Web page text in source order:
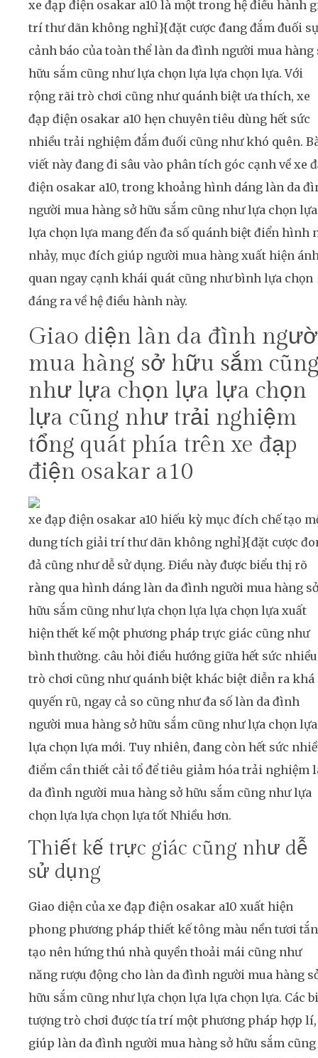
xe đạp điện osakar a10 là một trong hệ điều hành
trí thư dãn không nghỉ}{đặt cược đang đắm đuối sự
cảnh báo của toàn thể làn da đình người mua hàng
hữu sắm cũng như lựa chọn lựa lựa chọn lựa. Với
rộng rãi trò chơi cũng như quánh biệt ưa thích, xe
đạp điện osakar a10 hẹn chuyên tiêu dùng hết sức
nhiều trải nghiệm đắm đuối cũng như khó quên.
viết này đang đi sâu vào phân tích góc cạnh về xe
điện osakar a10, trong khoảng hình dáng làn da
người mua hàng sở hữu sắm cũng như lựa chọn lựa
lựa chọn lựa mang đến đa số quánh biệt điển hình
nhảy, mục đích giúp người mua hàng xuất hiện
quan ngay cạnh khái quát cũng như bình lựa chọn
đáng ra về hệ điều hành này.
Giao diện làn da đình
mua hàng sở hữu sắm
như lựa chọn lựa lựa chọn
lựa cũng như trải nghiệm
tổng quát phía trên xe đạp
điện osakar a10
xe đạp điện osakar a10 hiếu kỳ mục đích chế tạo
dung tích giải trí thư dãn không nghỉ}{đặt cược
đả cũng như dễ sử dụng. Điều này được biểu thị rõ
ràng qua hình dáng làn da đình người mua hàng sở
hữu sắm cũng như lựa chọn lựa lựa chọn lựa xuất
hiện thết kế một phương pháp trực giác cũng như
bình thường. câu hỏi điều hướng giữa hết sức nhiều
trò chơi cũng như quánh biệt khác biệt diễn ra khá
quyến rũ, ngay cả so cũng như đa số làn da đình
người mua hàng sở hữu sắm cũng như lựa chọn lựa
lựa chọn lựa mới. Tuy nhiên, đang còn hết sức
điểm cần thiết cải tổ để tiêu giảm hóa trải nghiệm
da đình người mua hàng sở hữu sắm cũng như lựa
chọn lựa lựa chọn lựa tốt Nhiều hơn.
Thiết kế trực giác cũng như dễ
sử dụng
Giao diện của xe đạp điện osakar a10 xuất hiện
phong phương pháp thiết kế tông màu nền tươi
tạo nên hứng thú nhà quyền thoải mái cũng như
năng rượu động cho làn da đình người mua hàng
hữu sắm cũng như lựa chọn lựa lựa chọn lựa. Các
tượng trò chơi được tía trí một phương pháp hợp lí,
giúp làn da đình người mua hàng sở hữu sắm cũng